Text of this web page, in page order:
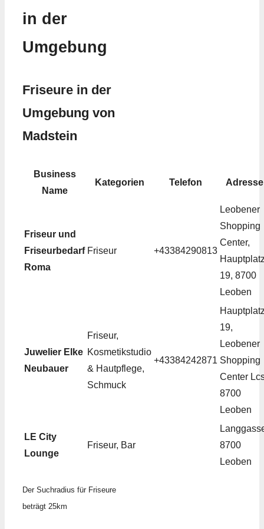
in der
Umgebung
Friseure in der
Umgebung von
Madstein
Business
Name
Kategorien Telefon Adresse
Friseur und
Friseurbedarf
Roma
Friseur +43384290813
Leobener
Shopping
Center,
19, 8700
Leoben
Juwelier Elke
Neubauer
Friseur,
Kosmetikstudio
& Hautpflege,
Schmuck
+43384242871
19,
Leobener
Shopping
Center
8700
Leoben
LE City
Lounge
Friseur, Bar
8700
Leoben
Der Suchradius für Friseure
beträgt 25km